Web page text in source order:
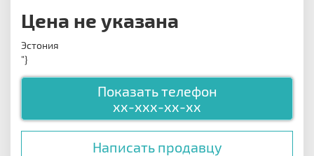
Цена не указана
Эстония
"}
Показать телефон
xx-xxx-xx-xx
Написать продавцу